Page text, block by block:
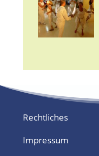
Rechtliches
Impressum